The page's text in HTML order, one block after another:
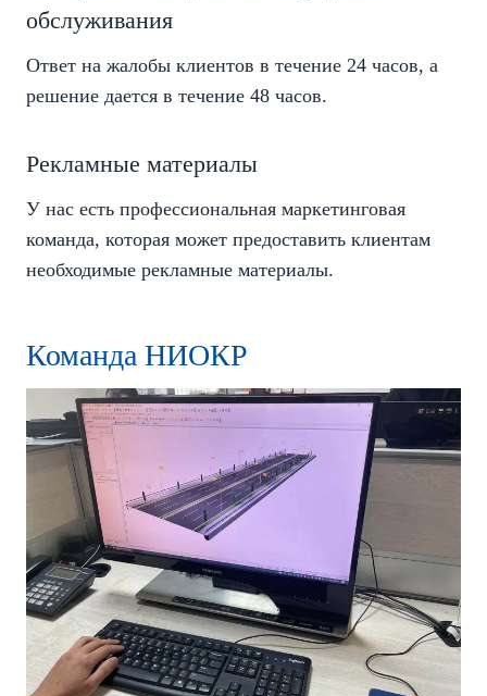
обслуживания
Ответ на жалобы клиентов в течение 24 часов, а
решение дается в течение 48 часов.
Рекламные материалы
У нас есть профессиональная маркетинговая
команда, которая может предоставить клиентам
необходимые рекламные материалы.
Команда НИОКР